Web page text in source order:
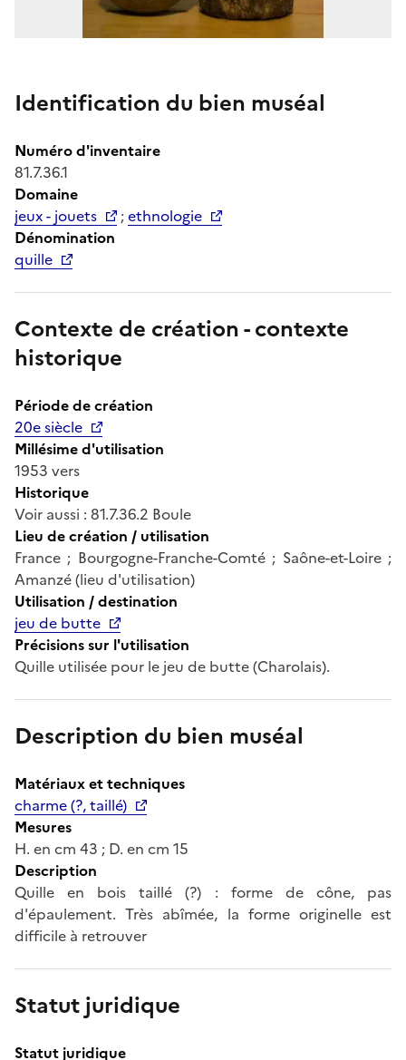
Identification du bien muséal
Numéro d'inventaire
81.7.36.1
Domaine
jeux - jouets
;ethnologie
Dénomination
quille
Contexte de création - contexte
historique
Période de création
20e siècle
Millésime d'utilisation
1953 vers
Historique
Voir aussi : 81.7.36.2 Boule
Lieu de création / utilisation
France ; Bourgogne-Franche-Comté ; Saône-et-Loire ;
Amanzé (lieu d'utilisation)
Utilisation / destination
jeu de butte
Précisions sur l'utilisation
Quille utilisée pour le jeu de butte (Charolais).
Description du bien muséal
Matériaux et techniques
charme (?, taillé)
Mesures
H. en cm 43 ; D. en cm 15
Description
Quille en bois taillé (?) : forme de cône, pas
d'épaulement. Très abîmée, la forme originelle est
difficile à retrouver
Statut juridique
Statut juridique